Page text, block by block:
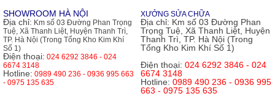
SHOWROOM HÀ NỘI
Địa chỉ: Km số 03 Đường Phan Trọng
Tuệ, Xã Thanh Liệt, Huyện Thanh Trì,
TP. Hà Nội (Trong Tổng Kho Kim Khí
Số 1)
Điện thoại: 024 6292 3846 - 024
6674 3148
Hotline: 0989 490 236 - 0936 995 663
- 0975 135 635
XƯỞNG SỬA CHỮA
Địa chỉ: Km số 03 Đường Phan
Trọng Tuệ, Xã Thanh Liệt, Huyện
Thanh Trì, TP. Hà Nội (Trong
Tổng Kho Kim Khí Số 1)
Điện thoại: 024 6292 3846 - 024
6674 3148
Hotline: 0989 490 236 - 0936 995
663 - 0975 135 635